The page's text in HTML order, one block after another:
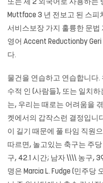
또는 제 2 외국어로 사용하는
Muttface 3 년 전보고 된 스피
서비스보장 가지 훌륭한 문법
영어 Accent Reductionby
다.
물건을 연습하고 연습합니다.
수적 인 (사람들), 또는 일치
는, 우리는 때로는 어려움을
켓에서의 갑작스런 결정입니
이 길기 때문에 풀 타임 직원
따르면, 놀고있는 축구는 주
구, 42.1 시간; 남자 \\\\ 농구,
명은 Marcia L. Fudge (민주당